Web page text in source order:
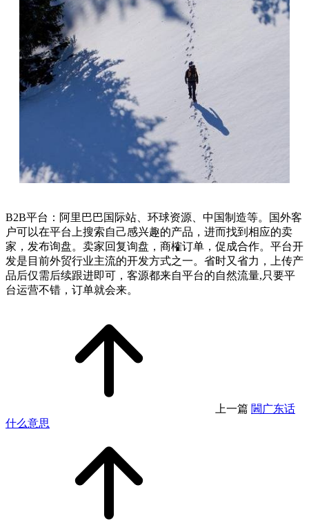
B2B平台：阿里巴巴国际站、环球资源、中国制造等。国外客
户可以在平台上搜索自己感兴趣的产品，进而找到相应的卖
家，发布询盘。卖家回复询盘，商榷订单，促成合作。平台开
发是目前外贸行业主流的开发方式之一。省时又省力，上传产
品后仅需后续跟进即可，客源都来自平台的自然流量,只要平
台运营不错，订单就会来。
上一篇 閪广东话
什么意思